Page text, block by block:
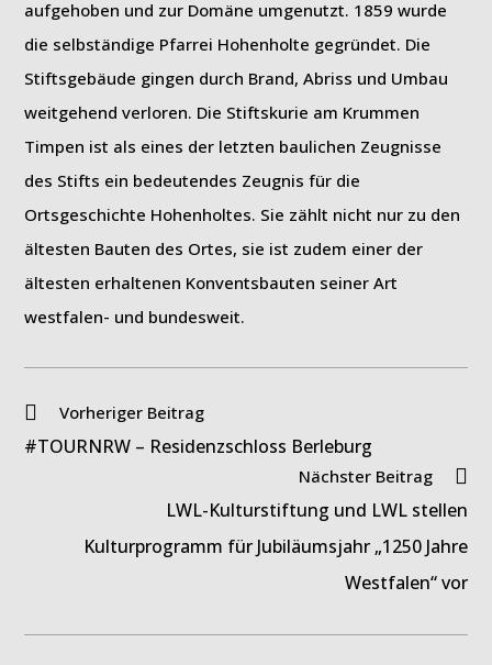
aufgehoben und zur Domäne umgenutzt. 1859 wurde
die selbständige Pfarrei Hohenholte gegründet. Die
Stiftsgebäude gingen durch Brand, Abriss und Umbau
weitgehend verloren. Die Stiftskurie am Krummen
Timpen ist als eines der letzten baulichen Zeugnisse
des Stifts ein bedeutendes Zeugnis für die
Ortsgeschichte Hohenholtes. Sie zählt nicht nur zu den
ältesten Bauten des Ortes, sie ist zudem einer der
ältesten erhaltenen Konventsbauten seiner Art
westfalen- und bundesweit.
Weitere
ansehen
Vorheriger Beitrag
#TOURNRW – Residenzschloss Berleburg
Nächster Beitrag
LWL-Kulturstiftung und LWL stellen
Kulturprogramm für Jubiläumsjahr „1250 Jahre
Westfalen“ vor